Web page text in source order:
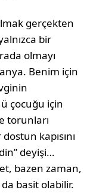
gerçekten
bir
olmayı
Benim için
çocuğu için
torunları
kapısını
deyişi…
bazen zaman,
basit olabilir.